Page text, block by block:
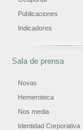
Publicaciones
Indicadores
Sala de prensa
Novas
Hemeroteca
Nos media
Identidad Corporativa